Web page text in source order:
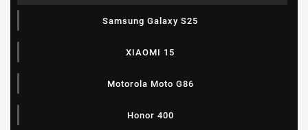
Samsung Galaxy S25
XIAOMI 15
Motorola Moto G86
Honor 400